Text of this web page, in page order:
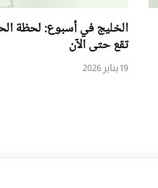
الخليج في أسبوع: لحظة
تقع حتى الآن
19 يناير 2026